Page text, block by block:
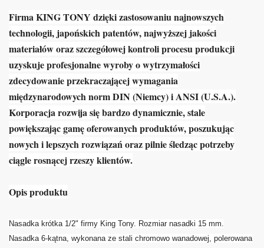
Firma KING TONY dzięki zastosowaniu najnowszych
technologii, japońskich patentów, najwyższej jakości
materiałów oraz szczegółowej kontroli procesu produkcji
uzyskuje profesjonalne wyroby o wytrzymałości
zdecydowanie przekraczającej wymagania
międzynarodowych norm DIN (Niemcy) i ANSI (U.S.A.).
Korporacja rozwija się bardzo dynamicznie, stale
powiększając gamę oferowanych produktów, poszukując
nowych i lepszych rozwiązań oraz pilnie śledząc potrzeby
ciągle rosnącej rzeszy klientów.
Opis produktu
Nasadka krótka 1/2" firmy King Tony. Rozmiar nasadki 15 mm.
Nasadka 6-kątna, wykonana ze stali chromowo wanadowej, polerowana